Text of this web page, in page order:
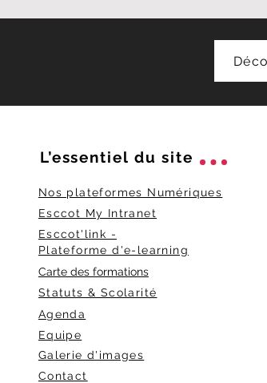
L’essentiel dusite
Nos plateformes Numériques
Esccot My Intranet
Esccot'link -
Plateforme d'e-learning
Carte des formations
Statuts & Scolarité
Agenda
Equipe
Galerie d'images
Contact